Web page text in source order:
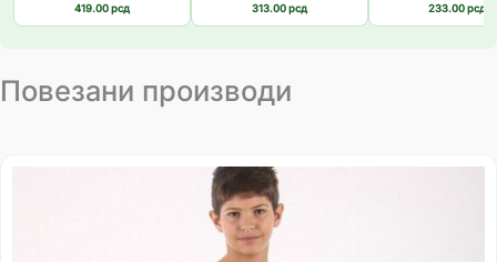
419.00рсд
313.00рсд
233.00рсд
Повезани производи
Распон
цена:
од
739.00 рсд